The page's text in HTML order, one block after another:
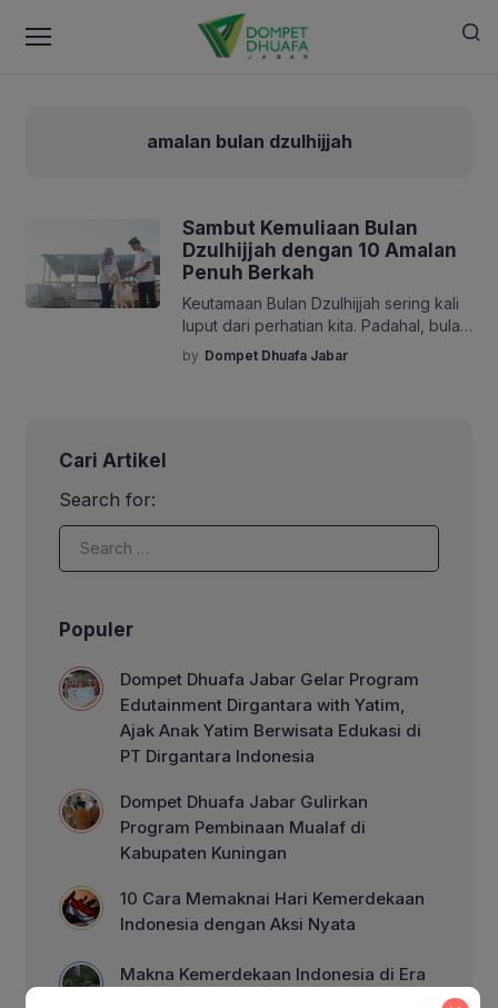
amalan bulan dzulhijjah
Sambut Kemuliaan Bulan
Dzulhijjah dengan 10 Amalan
Penuh Berkah
Keutamaan Bulan Dzulhijjah sering kali
luput dari perhatian kita. Padahal, bulan
mulia ini menyimpan banyak amalan
istimewa yang dapat menjadi sarana
istimewa yang penuh keberkahan. […]
by Dompet Dhuafa Jabar
Cari Artikel
Search for:
Populer
Dompet Dhuafa Jabar Gelar Program
Edutainment Dirgantara with Yatim,
Ajak Anak Yatim Berwisata Edukasi di
PT Dirgantara Indonesia
Dompet Dhuafa Jabar Gulirkan
Program Pembinaan Mualaf di
Kabupaten Kuningan
10 Cara Memaknai Hari Kemerdekaan
Indonesia dengan Aksi Nyata
Makna Kemerdekaan Indonesia di Era